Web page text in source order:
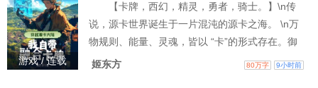
诡异，在他眼里都是一个个送上门的业绩。 \n\n
他主动触发规则，熟练地将一
游戏 / 连载
【卡牌，西幻，精灵，勇者，骑士。】\n传
说，源卡世界诞生于一片混沌的源卡之海。 \n万
物规则、能量、灵魂，皆以 “卡”的形式存在。御
兽卡、魔法卡、器具卡、召唤卡……能够感知并
姬东方 80万字 9小时前